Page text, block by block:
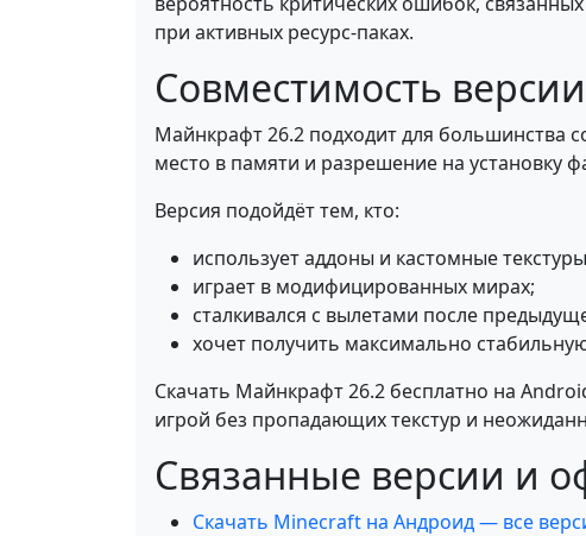
при активных ресурс-паках.
Совместимость версии
Майнкрафт 26.2 подходит для большинства
место в памяти и разрешение на установку
Версия подойдёт тем, кто:
использует аддоны и кастомные
играет в модифицированных мирах;
сталкивался с вылетами после
хочет получить максимально
Скачать Майнкрафт 26.2 бесплатно на
игрой без пропадающих текстур и
Связанные версии и
Скачать Minecraft на Андроид — все